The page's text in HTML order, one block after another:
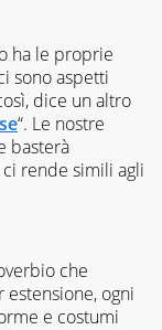
ha le proprie
sono aspetti
dice un altro
“. Le nostre
basterà
rende simili agli
che
ogni
e costumi